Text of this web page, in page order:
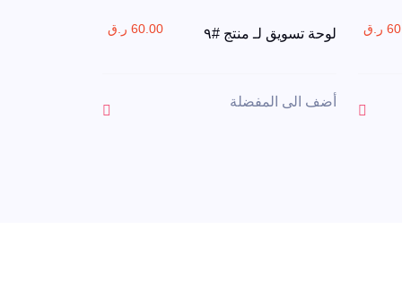
ر.ق لوحة تسويق لـ منتج #٩ 60.00 ر.ق
أضف الى المفضلة